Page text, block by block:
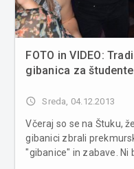
FOTO in VIDEO:
gibanica za študente
access_time Sreda, 04.12.2013
Včeraj so se na Štuku,
gibanici zbrali
"gibanice" in zabave. Ni